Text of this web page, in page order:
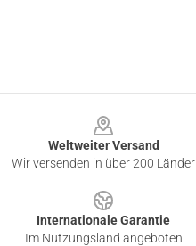
Weltweiter Versand
Wir versenden in über 200 Länder
Internationale Garantie
Im Nutzungsland angeboten